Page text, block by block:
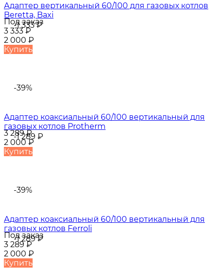
-1 333₽
Адаптер вертикальный 60/100 для газовых котлов
Beretta, Baxi
Под заказ
3 333₽
2 000 ₽
Купить
-39%
-1 289 ₽
Адаптер коаксиальный 60/100 вертикальный для
газовых котлов Protherm
3 289₽
2 000₽
Купить
-39%
-1 289₽
Адаптер коаксиальный 60/100 вертикальный для
газовых котлов Ferroli
Под заказ
3 289₽
2 000 ₽
Купить